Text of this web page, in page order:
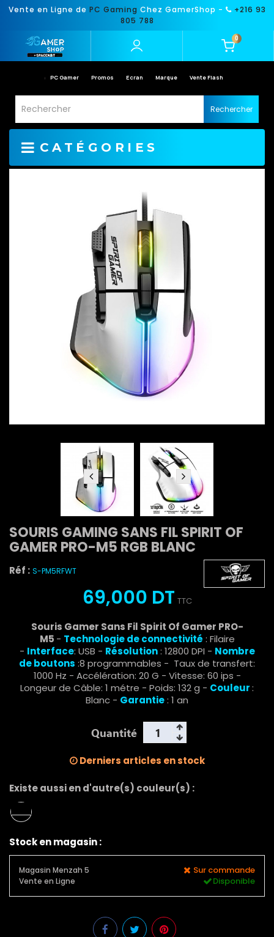
Vente en Ligne de PC Gaming Chez GamerShop -
+216 93
805 788
0
PC Gamer Promos Ecran Marque Vente Flash
Rechercher
CATÉGORIES
SOURIS GAMING SANS FIL SPIRIT OF
GAMER PRO-M5 RGB BLANC
Réf : S-PM5RFWT
69,000 DT TTC
Souris Gamer Sans Fil Spirit Of Gamer PRO-
M5 - Technologie de connectivité : Filaire
- Interface: USB - Résolution: 12800 DPI - Nombre
de boutons :8 programmables - Taux de transfert:
1000 Hz - Accélération: 20 G - Vitesse: 60 ips -
Longeur de Câble: 1 métre - Poids: 132 g - Couleur:
Blanc - Garantie: 1 an
Quantité
Derniers articles en stock
Existe aussi en d'autre(s) couleur(s) :
Stock en magasin :
Magasin Menzah 5 Sur commande
Vente en Ligne Disponible